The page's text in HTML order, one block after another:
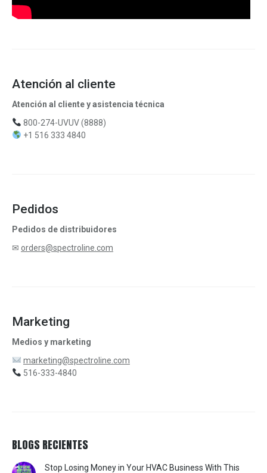
Atención al cliente
Atención al cliente y asistencia técnica
800-274-UVUV (8888)
+1 516 333 4840
Pedidos
Pedidos de distribuidores
✉ orders@spectroline.com
Marketing
Medios y marketing
marketing@spectroline.com
516-333-4840
BLOGS RECIENTES
Stop Losing Money in Your HVAC Business With This